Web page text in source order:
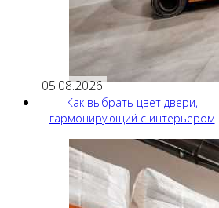
05.08.2026
Как выбрать цвет двери,
гармонирующий с интерьером